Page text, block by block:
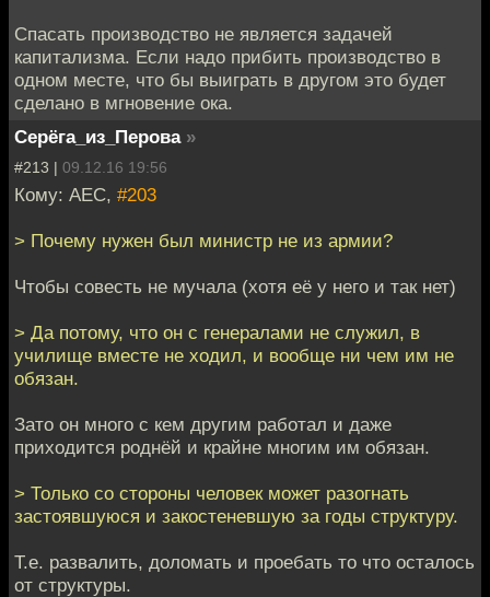
Спасать производство не является задачей
капитализма. Если надо прибить производство в
одном месте, что бы выиграть в другом это будет
сделано в мгновение ока.
Серёга_из_Перова »
#213 | 09.12.16 19:56
Кому: АЕС, #203
> Почему нужен был министр не из армии?
Чтобы совесть не мучала (хотя её у него и так нет)
> Да потому, что он с генералами не служил, в
училище вместе не ходил, и вообще ни чем им не
обязан.
Зато он много с кем другим работал и даже
приходится роднёй и крайне многим им обязан.
> Только со стороны человек может разогнать
застоявшуюся и закостеневшую за годы структуру.
Т.е. развалить, доломать и проебать то что осталось
от структуры.